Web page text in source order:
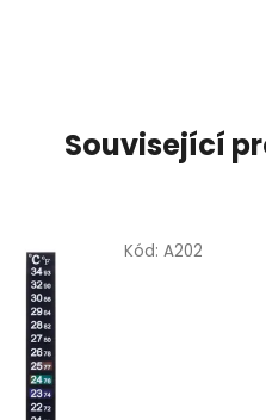
Související
Kód: A202